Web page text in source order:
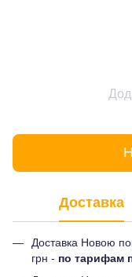
Доставка
Доставка Новою
грн - по тарифам